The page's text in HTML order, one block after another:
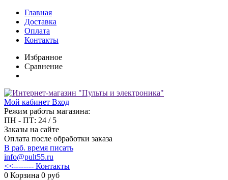
Главная
Доставка
Оплата
Контакты
Избранное
Сравнение
Мой кабинет Вход
Режим работы магазина:
ПН - ПТ: 24 / 5
Заказы на сайте
Оплата после обработки заказа
В раб. время писать
info@pult55.ru
<<-------- Контакты
0 Корзина 0 руб